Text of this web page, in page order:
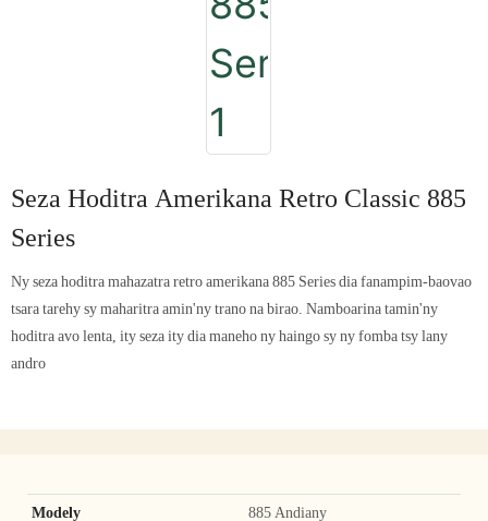
Seza Hoditra Amerikana Retro Classic 885
Series
Ny seza hoditra mahazatra retro amerikana 885 Series dia fanampim-baovao
tsara tarehy sy maharitra amin'ny trano na birao. Namboarina tamin'ny
hoditra avo lenta, ity seza ity dia maneho ny haingo sy ny fomba tsy lany
andro
Modely 885 Andiany